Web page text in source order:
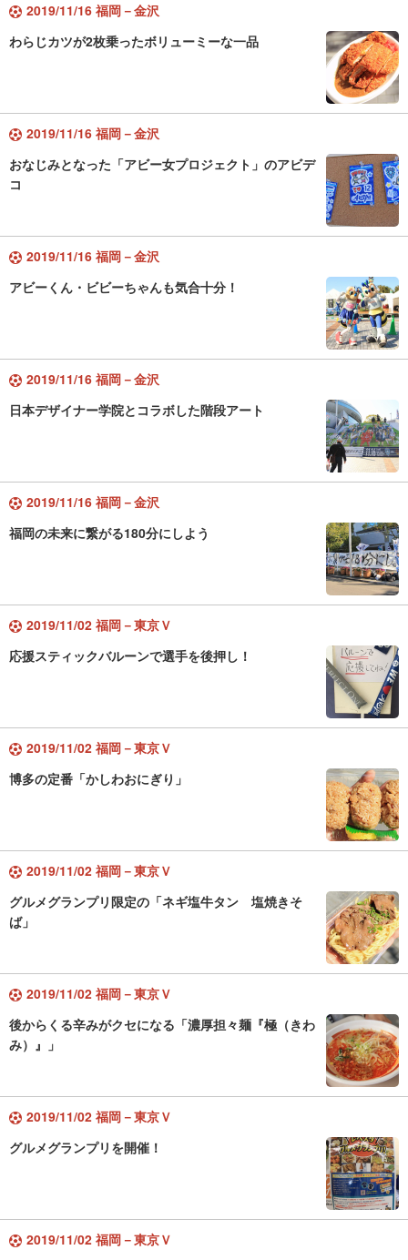
2019/11/16 福岡－金沢
わらじカツが2枚乗ったボリューミーな一品
2019/11/16 福岡－金沢
おなじみとなった「アビー女プロジェクト」のアビデ
コ
2019/11/16 福岡－金沢
アビーくん・ビビーちゃんも気合十分！
2019/11/16 福岡－金沢
日本デザイナー学院とコラボした階段アート
2019/11/16 福岡－金沢
福岡の未来に繋がる180分にしよう
2019/11/02 福岡－東京Ｖ
応援スティックバルーンで選手を後押し！
2019/11/02 福岡－東京Ｖ
博多の定番「かしわおにぎり」
2019/11/02 福岡－東京Ｖ
グルメグランプリ限定の「ネギ塩牛タン 塩焼きそ
ば」
2019/11/02 福岡－東京Ｖ
後からくる辛みがクセになる「濃厚担々麺『極（きわ
み）』」
2019/11/02 福岡－東京Ｖ
グルメグランプリを開催！
2019/11/02 福岡－東京Ｖ